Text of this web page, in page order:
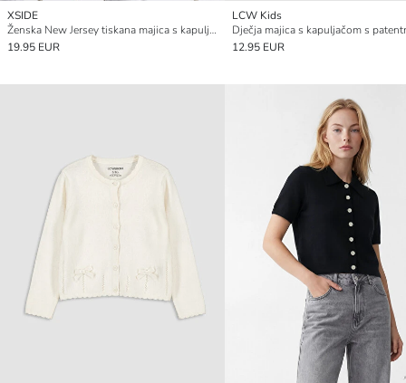
XSIDE
Ženska New Jersey tiskana majica s kapuljačom s patentnim zatvaračem
19.95 EUR
LCW Kids
12.95 EUR